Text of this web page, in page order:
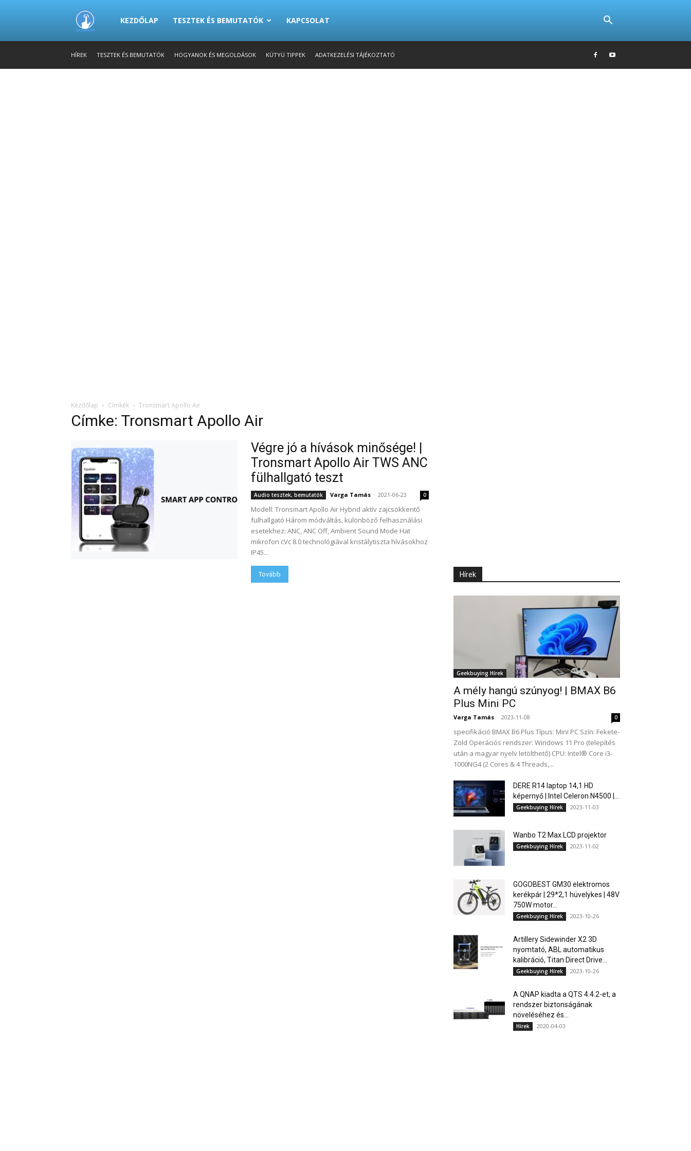
PowerTech.hu
KEZDŐLAP TESZTEK ÉS BEMUTATÓK KAPCSOLAT
HÍREK TESZTEK ÉS BEMUTATÓK HOGYANOK ÉS MEGOLDÁSOK KÜTYÜ TIPPEK ADATKEZELÉSI TÁJÉKOZTATÓ
Kezdőlap Címkék Tronsmart Apollo Air
Címke: Tronsmart Apollo Air
Végre jó a hívások minősége! |
Tronsmart Apollo Air TWS ANC
fülhallgató teszt
Audio tesztek, bemutatók Varga Tamás - 2021-06-23 0
Modell: Tronsmart Apollo Air Hybrid aktív zajcsökkentő
fülhallgató Három módváltás, különböző felhasználási
esetekhez: ANC, ANC Off, Ambient Sound Mode Hat
mikrofon cVc 8.0 technológiával kristálytiszta hívásokhoz
IP45...
Tovább Hírek
Geekbuying Hírek
A mély hangú szúnyog! | BMAX B6
Plus Mini PC
Varga Tamás - 2023-11-08 0
specifikáció BMAX B6 Plus Típus: Mini PC Szín: Fekete-
Zöld Operációs rendszer: Windows 11 Pro (telepítés
után a magyar nyelv letölthető) CPU: Intel® Core i3-
1000NG4 (2 Cores & 4 Threads,...
DERE R14 laptop 14,1 HD
képernyő | Intel Celeron N4500 |...
Geekbuying Hírek 2023-11-03
Wanbo T2 Max LCD projektor
Geekbuying Hírek 2023-11-02
GOGOBEST GM30 elektromos
kerékpár | 29*2,1 hüvelykes | 48V
750W motor...
Geekbuying Hírek 2023-10-26
Artillery Sidewinder X2 3D
nyomtató, ABL automatikus
kalibráció, Titan Direct Drive...
Geekbuying Hírek 2023-10-26
A QNAP kiadta a QTS 4.4.2-et, a
rendszer biztonságának
növeléséhez és...
Hírek 2020-04-03